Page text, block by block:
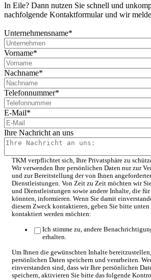
In Eile? Dann nutzen Sie schnell und
nachfolgende Kontaktformular und wir
Unternehmensname*
Vorname*
Nachname*
Telefonnummer*
E-Mail*
Ihre Nachricht an uns
TKM verpflichtet sich, Ihre Privatsphäre zu
Wir verwenden Ihre persönlichen Daten nur zur
und zur Bereitstellung der von Ihnen
Dienstleistungen. Von Zeit zu Zeit möchten wir
und Dienstleistungen sowie andere Inhalte, die für
könnten, informieren. Wenn Sie damit
diesem Zweck kontaktieren, geben Sie bitte unten
kontaktiert werden möchten:
Ich stimme zu, andere
erhalten.
Um Ihnen die gewünschten Inhalte
persönlichen Daten speichern und verarbeiten.
einverstanden sind, dass wir Ihre persönlichen
speichern, aktivieren Sie bitte das folgende